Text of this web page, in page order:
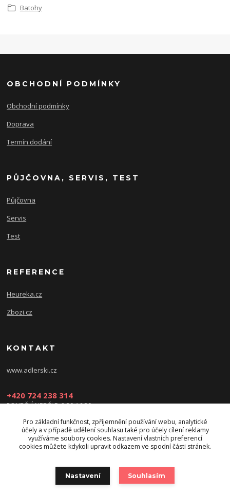
Batohy
OBCHODNÍ PODMÍNKY
Obchodní podmínky
Doprava
Termín dodání
PŮJČOVNA, SERVIS, TEST
Půjčovna
Servis
Test
REFERENCE
Heureka.cz
Zbozi.cz
KONTAKT
www.adlerski.cz
+420 724 238 314
PONDĚLÍ-NEDĚLE: 8:30-16:30
eshop@adler-ski.cz
Pro základní funkčnost, zpříjemnění používání webu, analytické
účely a v případě udělení souhlasu také pro účely cílení reklamy
využíváme soubory cookies. Nastavení vlastních preferencí
cookies můžete kdykoli upravit odkazem ve spodní části stránek.
Nastavení Souhlasím